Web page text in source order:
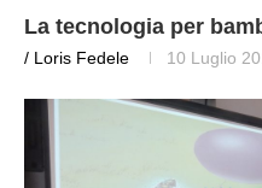
La tecnologia per
/ Loris Fedele 10 Luglio